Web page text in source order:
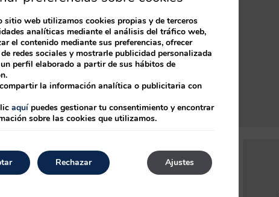
ó
Tamaño de la cama de matrimonio: 90cm
Ocupada por 2 adultos y un niño. Habitación
de 0.80 Camas de 0.90m. Doble armario. Minibar.
sitio web utilizamos cookies propias y de terceros
analíticas mediante el análisis del tráfico web,
el contenido mediante sus preferencias, ofrecer
redes sociales y mostrarle publicidad personalizada
perfil elaborado a partir de sus hábitos de
la información analítica o publicitaria con
aquípuedes gestionar tu consentimiento y encontrar
sobre las cookies que utilizamos.
Ajustes
Rechazar